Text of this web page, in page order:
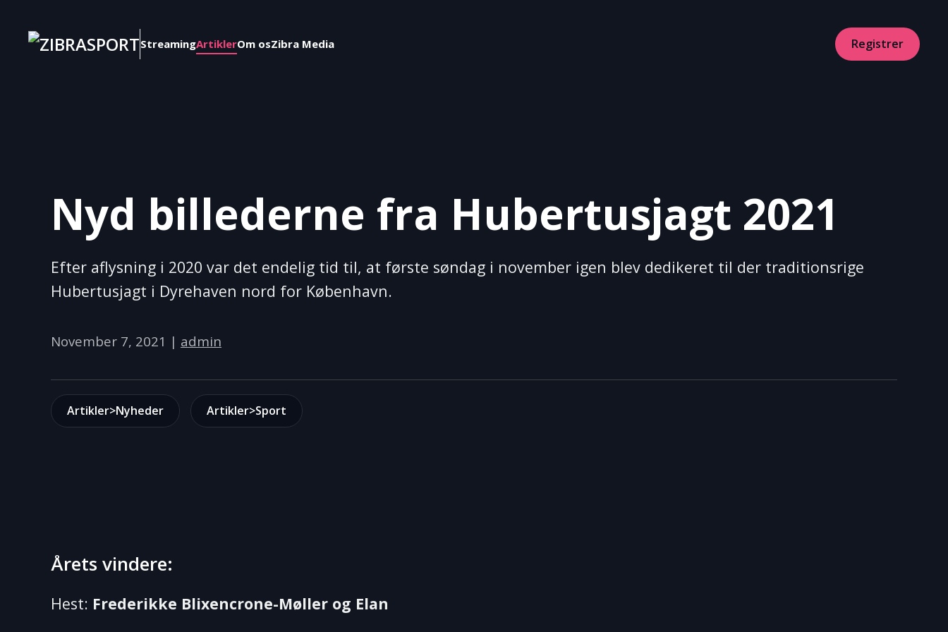
Skip to main content
StreamingArtiklerOm osZibra Media Registrer
Nyd billederne fra Hubertusjagt 2021
Efter aflysning i 2020 var det endelig tid til, at første søndag i november igen blev dedikeret til der traditionsrige
Hubertusjagt i Dyrehaven nord for København.
November 7, 2021 | admin
Artikler>Nyheder Artikler>Sport
Årets vindere:
Hest: Frederikke Blixencrone-Møller og Elan